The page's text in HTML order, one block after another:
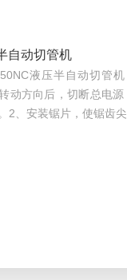
自动切管机
液压半自动切管
动方向后，切断总电
2、安装锯片，使锯齿